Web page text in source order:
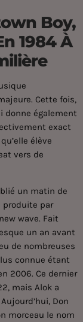
Boy,
1984 À
Cette fois,
donne également
exact
élève
vers de
un matin de
produite par
wave. Fait
un an avant
de nombreuses
connue étant
2006. Ce dernier
mais Alok a
Don
morceau le nom